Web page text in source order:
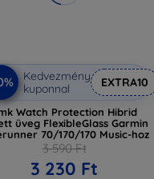
Kedvezmény
kuponnal
EXTRA10
Watch Protection Hibrid
üveg FlexibleGlass Garmin
70/170/170 Music-hoz
3 590 Ft
3 230 Ft